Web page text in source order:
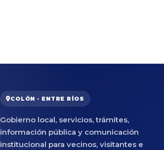
COLÓN · ENTRE RÍOS
Gobierno local, servicios, trámites,
información pública y comunicación
institucional para vecinos, visitantes e